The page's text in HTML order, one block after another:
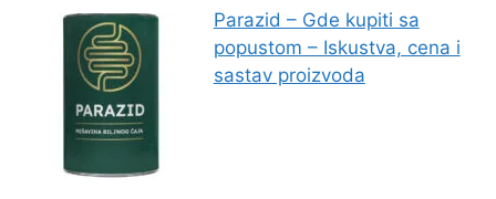
Parazid – Gde kupiti sa
popustom – Iskustva, cena i
sastav proizvoda